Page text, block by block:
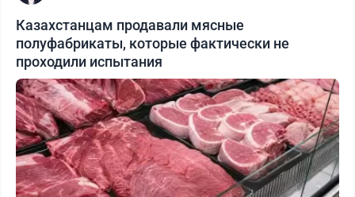
Казахстанцам продавали мясные
полуфабрикаты, которые фактически не
проходили испытания